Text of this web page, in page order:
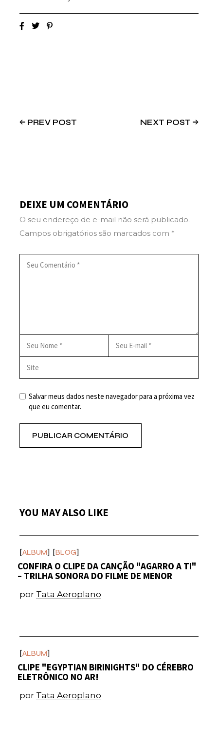
PREV POST NEXT POST
DEIXE UM COMENTÁRIO
O seu endereço de e-mail não será publicado.
Campos obrigatórios são marcados com *
Salvar meus dados neste navegador para a próxima vez
que eu comentar.
PUBLICAR COMENTÁRIO
YOU MAY ALSO LIKE
ALBUM BLOG
CONFIRA O CLIPE DA CANÇÃO "AGARRO A TI"
– TRILHA SONORA DO FILME DE MENOR
por Tata Aeroplano
ALBUM
CLIPE "EGYPTIAN BIRINIGHTS" DO CÉREBRO
ELETRÔNICO NO AR!
por Tata Aeroplano